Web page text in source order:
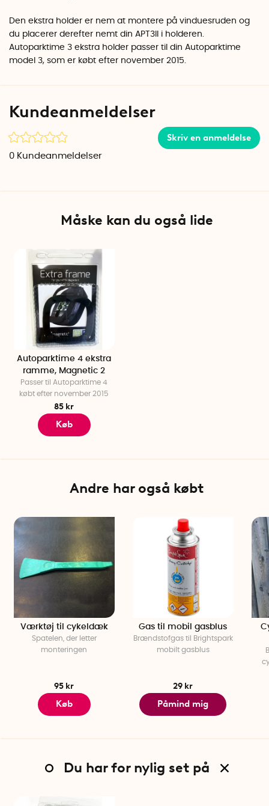
Den ekstra holder er nem at montere på vinduesruden og
du placerer derefter nemt din APT3II i holderen.
Autoparktime 3 ekstra holder passer til din Autoparktime
model 3, som er købt efter november 2015.
Kundeanmeldelser
Skriv en anmeldelse
0 Kundeanmeldelser
Måske kan du også lide
Autoparktime 4 ekstra
ramme, Magnetic 2
Passer til Autoparktime 4
købt efter november 2015
85 kr
Køb
Andre har også købt
Værktøj til cykeldæk
Spatelen, der letter
monteringen
95 kr
Køb
Gas til mobil gasblus
Brændstofgas til Brightspark
mobilt gasblus
29 kr
Påmind mig
Du har for nylig set på